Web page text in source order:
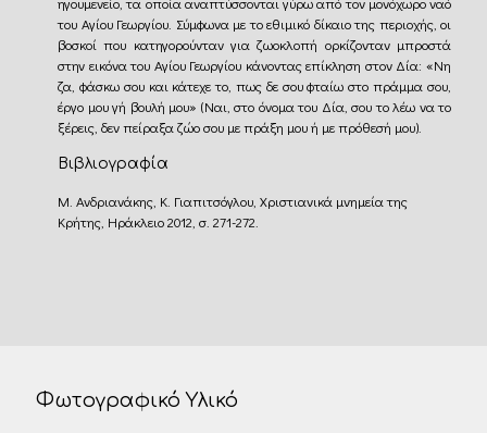
του Αγίου Γεωργίου. Σύμφωνα με το εθιμικό δίκαιο της περιοχής, οι
βοσκοί που κατηγορούνταν για ζωοκλοπή ορκίζονταν μπροστά
στην εικόνα του Αγίου Γεωργίου κάνοντας επίκληση στον Δία: «Νη
ζα, φάσκω σου και κάτεχε το, πως δε σου φταίω στο πράμμα σου,
έργο μου γή βουλή μου» (Ναι, στο όνομα του Δία, σου το λέω να το
ξέρεις, δεν πείραξα ζώο σου με πράξη μου ή με πρόθεσή μου).
Βιβλιογραφία
Μ. Ανδριανάκης, Κ. Γιαπιτσόγλου, Χριστιανικά μνημεία της
Κρήτης, Ηράκλειο 2012, σ. 271-272.
Φωτογραφικό Υλικό